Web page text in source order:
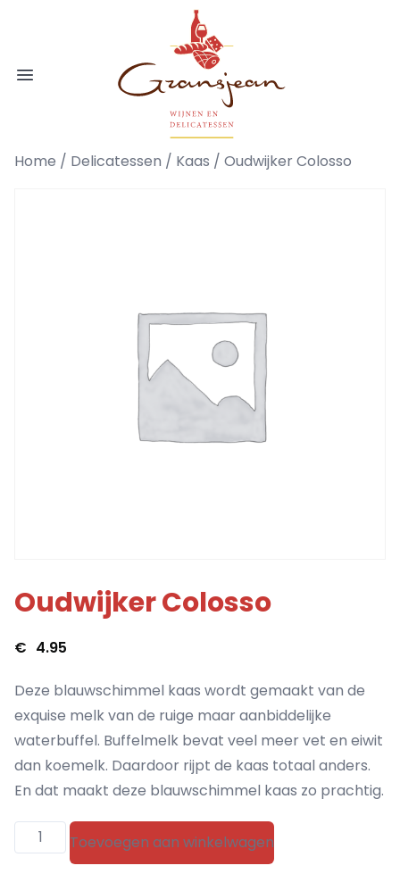
Open menu
Gransjean - Wijn - Broodjes -
Home / Delicatessen / Kaas / Oudwijker Colosso
Oudwijker Colosso
€ 4.95
Deze blauwschimmel kaas wordt gemaakt van de
exquise melk van de ruige maar aanbiddelijke
waterbuffel. Buffelmelk bevat veel meer vet en eiwit
dan koemelk. Daardoor rijpt de kaas totaal anders.
En dat maakt deze blauwschimmel kaas zo prachtig.
Oudwijker
Colosso
Toevoegen aan winkelwagen